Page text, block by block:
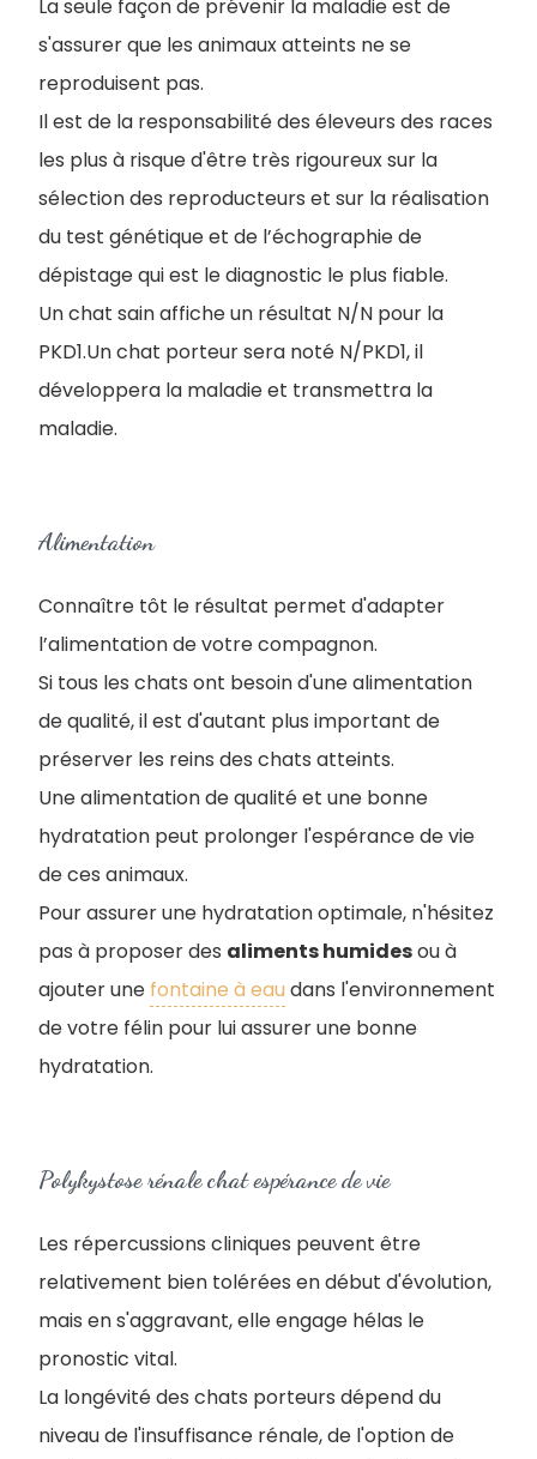
La seule façon de prévenir la maladie est de
s'assurer que les animaux atteints ne se
reproduisent pas.
Il est de la responsabilité des éleveurs des races
les plus à risque d'être très rigoureux sur la
sélection des reproducteurs et sur la réalisation
du test génétique et de l’échographie de
dépistage qui est le diagnostic le plus fiable.
Un chat sain affiche un résultat N/N pour la
PKD1.Un chat porteur sera noté N/PKD1, il
développera la maladie et transmettra la
maladie.
Alimentation
Connaître tôt le résultat permet d'adapter
l’alimentation de votre compagnon.
Si tous les chats ont besoin d'une alimentation
de qualité, il est d'autant plus important de
préserver les reins des chats atteints.
Une alimentation de qualité et une bonne
hydratation peut prolonger l'espérance de vie
de ces animaux.
Pour assurer une hydratation optimale, n'hésitez
pas à proposer des aliments humidesou à
ajouter une fontaine à eau dans l'environnement
de votre félin pour lui assurer une bonne
hydratation.
Polykystose rénale chat espérance de vie
Les répercussions cliniques peuvent être
relativement bien tolérées en début d'évolution,
mais en s'aggravant, elle engage hélas le
pronostic vital.
La longévité des chats porteurs dépend du
niveau de l'insuffisance rénale, de l'option de